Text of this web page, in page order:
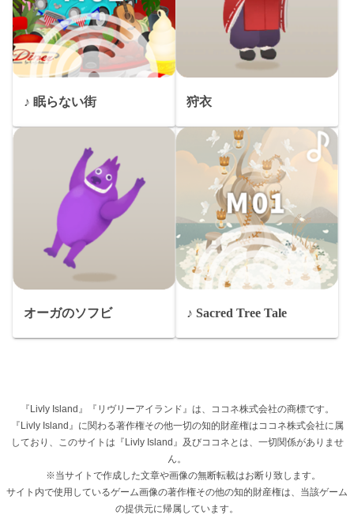
♪ 眠らない街 狩衣
オーガのソフビ ♪ Sacred Tree Tale
『Livly Island』『リヴリーアイランド』は、ココネ株式会社の商標です。
『Livly Island』に関わる著作権その他一切の知的財産権はココネ株式会社に属
しており、このサイトは『Livly Island』及びココネとは、一切関係がありませ
ん。
※当サイトで作成した文章や画像の無断転載はお断り致します。
サイト内で使用しているゲーム画像の著作権その他の知的財産権は、当該ゲーム
の提供元に帰属しています。